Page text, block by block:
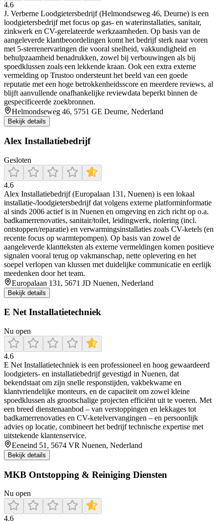
4.6
J. Verberne Loodgietersbedrijf (Helmondseweg 46, Deurne) is een
loodgietersbedrijf met focus op gas- en waterinstallaties, sanitair,
zinkwerk en CV-gerelateerde werkzaamheden. Op basis van de
aangeleverde klantbeoordelingen komt het bedrijf sterk naar voren
met 5-sterrenervaringen die vooral snelheid, vakkundigheid en
behulpzaamheid benadrukken, zowel bij verbouwingen als bij
spoedklussen zoals een lekkende kraan. Ook een extra externe
vermelding op Trustoo ondersteunt het beeld van een goede
reputatie met een hoge betrokkenheidsscore en meerdere reviews, al
blijft aanvullende onafhankelijke reviewdata beperkt binnen de
gespecificeerde zoekbronnen.
Helmondseweg 46, 5751 GE Deurne, Nederland
Bekijk details
Alex Installatiebedrijf
Gesloten
4.6
Alex Installatiebedrijf (Europalaan 131, Nuenen) is een lokaal
installatie-/loodgietersbedrijf dat volgens externe platforminformatie
al sinds 2006 actief is in Nuenen en omgeving en zich richt op o.a.
badkamerrenovaties, sanitair/toilet, leidingwerk, riolering (incl.
ontstoppen/reparatie) en verwarmingsinstallaties zoals CV-ketels (en
recente focus op warmtepompen). Op basis van zowel de
aangeleverde klantteksten als externe vermeldingen komen positieve
signalen vooral terug op vakmanschap, nette oplevering en het
soepel verlopen van klussen met duidelijke communicatie en eerlijk
meedenken door het team.
Europalaan 131, 5671 JD Nuenen, Nederland
Bekijk details
E Net Installatietechniek
Nu open
4.6
E Net Installatietechniek is een professioneel en hoog gewaardeerd
loodgieters- en installatiebedrijf gevestigd in Nuenen, dat
bekendstaat om zijn snelle responstijden, vakbekwame en
klantvriendelijke monteurs, en de capaciteit om zowel kleine
spoedklussen als grootschalige projecten efficiënt uit te voeren. Met
een breed dienstenaanbod – van verstoppingen en lekkages tot
badkamerrenovaties en CV-ketelvervangingen – en persoonlijk
advies op locatie, combineert het bedrijf technische expertise met
uitstekende klantenservice.
Eeneind 51, 5674 VR Nuenen, Nederland
Bekijk details
MKB Ontstopping & Reiniging Diensten
Nu open
4.6